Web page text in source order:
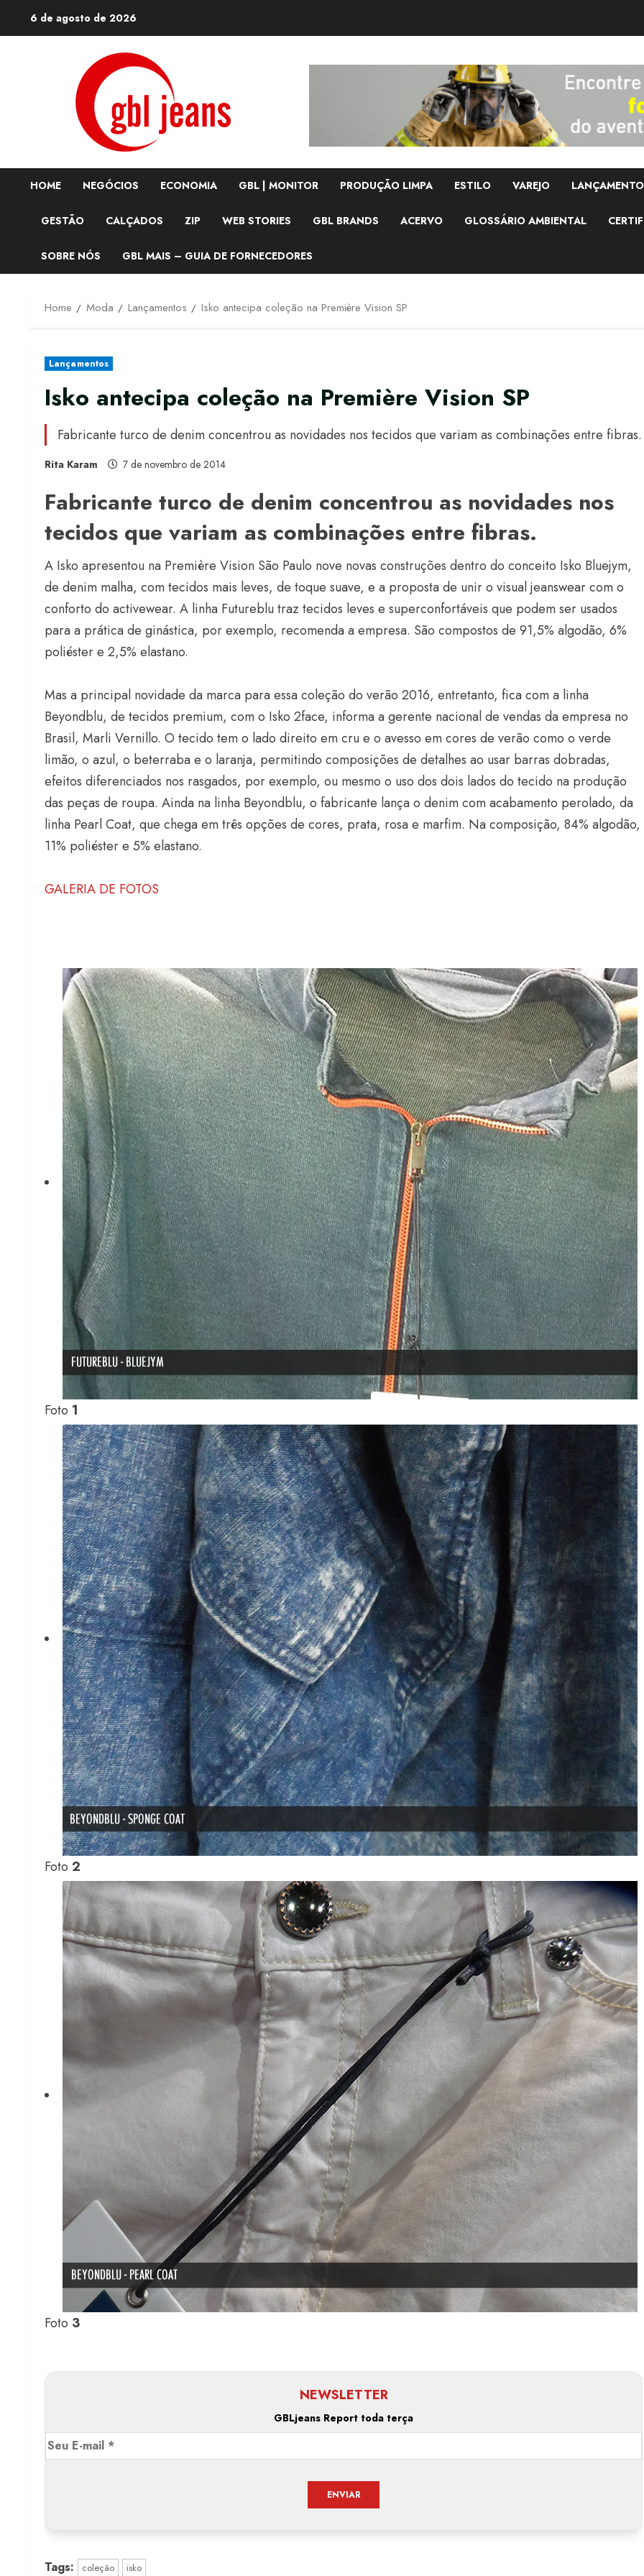
6 de agosto de 2026
HOME NEGÓCIOS ECONOMIA GBL | MONITOR PRODUÇÃO LIMPA ESTILO VAREJO
GESTÃO CALÇADOS ZIP WEB STORIES GBL BRANDS ACERVO GLOSSÁRIO AMBIENTAL
SOBRE NÓS GBL MAIS – GUIA DE FORNECEDORES
Home Moda Lançamentos Isko antecipa coleção na Première Vision SP
Lançamentos
Isko antecipa coleção na Première Vision SP
Fabricante turco de denim concentrou as novidades nos tecidos que variam as combinações entre fibras.
Rita Karam 7 de novembro de 2014
Fabricante turco de denim concentrou as novidades nos
tecidos que variam as combinações entre fibras.
A Isko apresentou na Première Vision São Paulo nove novas construções dentro do conceito Isko Bluejym,
de denim malha, com tecidos mais leves, de toque suave, e a proposta de unir o visual jeanswear com o
conforto do activewear. A linha Futureblu traz tecidos leves e superconfortáveis que podem ser usados
para a prática de ginástica, por exemplo, recomenda a empresa. São compostos de 91,5% algodão, 6%
poliéster e 2,5% elastano.
Mas a principal novidade da marca para essa coleção do verão 2016, entretanto, fica com a linha
Beyondblu, de tecidos premium, com o Isko 2face, informa a gerente nacional de vendas da empresa no
Brasil, Marli Vernillo. O tecido tem o lado direito em cru e o avesso em cores de verão como o verde
limão, o azul, o beterraba e o laranja, permitindo composições de detalhes ao usar barras dobradas,
efeitos diferenciados nos rasgados, por exemplo, ou mesmo o uso dos dois lados do tecido na produção
das peças de roupa. Ainda na linha Beyondblu, o fabricante lança o denim com acabamento perolado, da
linha Pearl Coat, que chega em três opções de cores, prata, rosa e marfim. Na composição, 84% algodão,
11% poliéster e 5% elastano.
GALERIA DE FOTOS
Foto 1
Foto 2
Foto 3
NEWSLETTER
GBLjeans Report toda terça
Tags: coleção isko
Estilo
Radiant Earth será a cor do
de 2028 da WGSN
Radar GBLjeans 24 de março de 2026